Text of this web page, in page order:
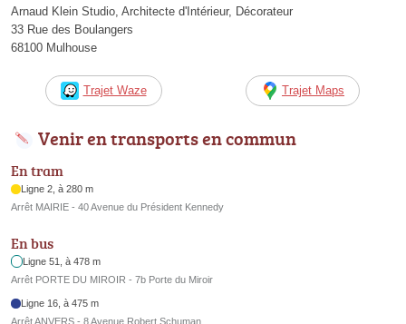
Arnaud Klein Studio, Architecte d'Intérieur, Décorateur
33 Rue des Boulangers
68100 Mulhouse
Trajet Waze Trajet Maps
Venir en transports en commun
En tram
Ligne 2, à 280 m
Arrêt MAIRIE - 40 Avenue du Président Kennedy
En bus
Ligne 51, à 478 m
Arrêt PORTE DU MIROIR - 7b Porte du Miroir
Ligne 16, à 475 m
Arrêt ANVERS - 8 Avenue Robert Schuman